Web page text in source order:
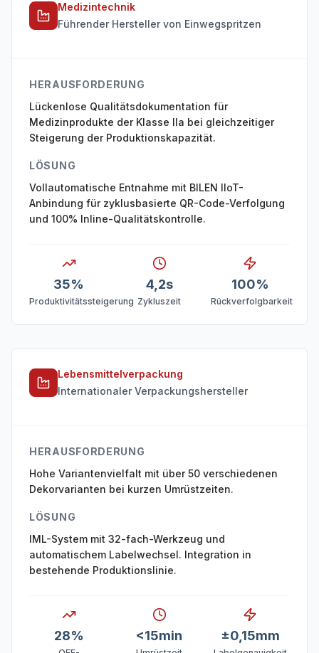
Medizintechnik
Führender Hersteller von Einwegspritzen
HERAUSFORDERUNG
Lückenlose Qualitätsdokumentation für
Medizinprodukte der Klasse IIa bei gleichzeitiger
Steigerung der Produktionskapazität.
LÖSUNG
Vollautomatische Entnahme mit BILEN IIoT-
Anbindung für zyklusbasierte QR-Code-Verfolgung
und 100% Inline-Qualitätskontrolle.
35%
Produktivitätssteigerung
4,2s
Zykluszeit
100%
Rückverfolgbarkeit
Lebensmittelverpackung
Internationaler Verpackungshersteller
HERAUSFORDERUNG
Hohe Variantenvielfalt mit über 50 verschiedenen
Dekorvarianten bei kurzen Umrüstzeiten.
LÖSUNG
IML-System mit 32-fach-Werkzeug und
automatischem Labelwechsel. Integration in
bestehende Produktionslinie.
28% <15min ±0,15mm